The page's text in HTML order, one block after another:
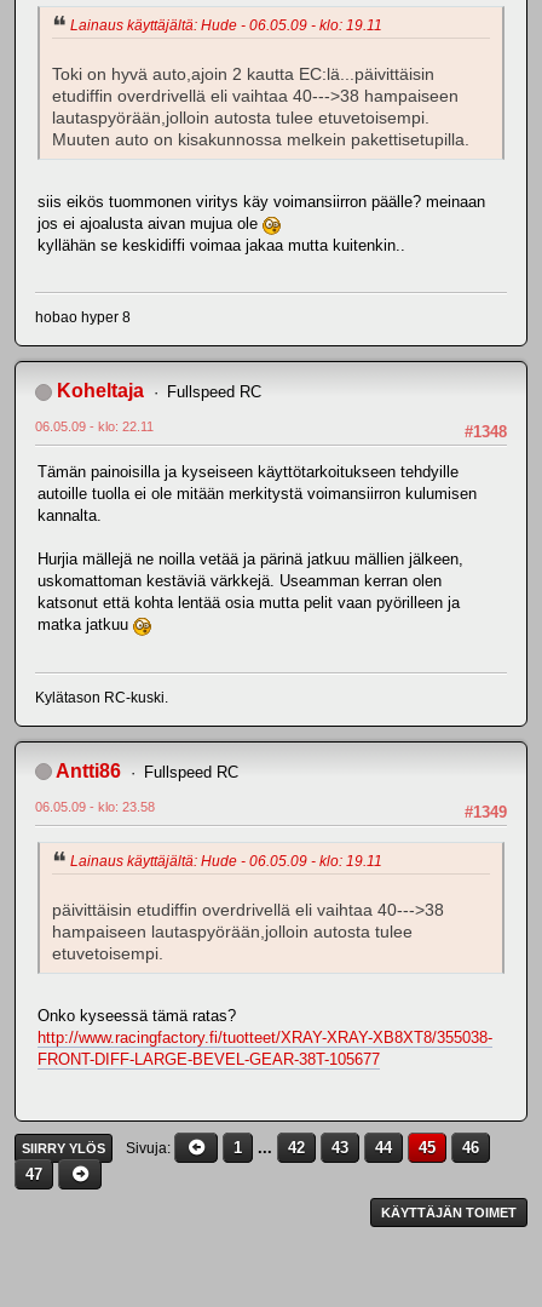
Lainaus käyttäjältä: Hude - 06.05.09 - klo: 19.11
Toki on hyvä auto,ajoin 2 kautta EC:lä...päivittäisin
etudiffin overdrivellä eli vaihtaa 40--->38 hampaiseen
lautaspyörään,jolloin autosta tulee etuvetoisempi.
Muuten auto on kisakunnossa melkein pakettisetupilla.
siis eikös tuommonen viritys käy voimansiirron päälle? meinaan
jos ei ajoalusta aivan mujua ole
kyllähän se keskidiffi voimaa jakaa mutta kuitenkin..
hobao hyper 8
Koheltaja Fullspeed RC
#1348
06.05.09 - klo: 22.11
Tämän painoisilla ja kyseiseen käyttötarkoitukseen tehdyille
autoille tuolla ei ole mitään merkitystä voimansiirron kulumisen
kannalta.
Hurjia mällejä ne noilla vetää ja pärinä jatkuu mällien jälkeen,
uskomattoman kestäviä värkkejä. Useamman kerran olen
katsonut että kohta lentää osia mutta pelit vaan pyörilleen ja
matka jatkuu
Kylätason RC-kuski.
Antti86 Fullspeed RC
#1349
06.05.09 - klo: 23.58
Lainaus käyttäjältä: Hude - 06.05.09 - klo: 19.11
päivittäisin etudiffin overdrivellä eli vaihtaa 40--->38
hampaiseen lautaspyörään,jolloin autosta tulee
etuvetoisempi.
Onko kyseessä tämä ratas?
http://www.racingfactory.fi/tuotteet/XRAY-XRAY-XB8XT8/355038-
FRONT-DIFF-LARGE-BEVEL-GEAR-38T-105677
SIIRRY YLÖS Sivuja 1 ... 42 43 44 45
46
47
KÄYTTÄJÄN TOIMET